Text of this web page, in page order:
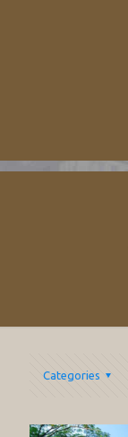
Categories